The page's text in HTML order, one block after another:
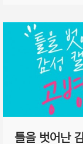
틀을 벗어난